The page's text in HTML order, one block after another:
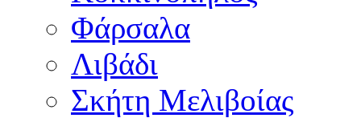
Φάρσαλα
Λιβάδι
Σκήτη Μελιβοίας